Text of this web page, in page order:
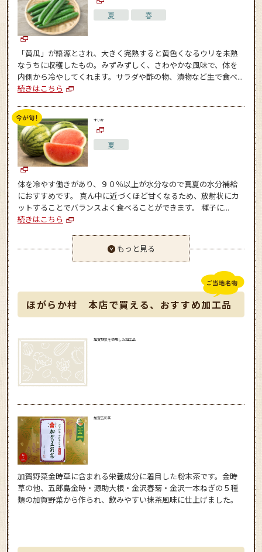
夏 春
「黄瓜」が語源とされ、大きく完熟すると黄色くなるウリを未熟
なうちに収穫したもの。みずみずしく、さわやかな風味で、体を
内側から冷やしてくれます。サラダや酢の物、漬物など生で食べ...
続きはこちら
すいか
夏
体を冷やす働きがあり、９０％以上が水分なので真夏の水分補給
におすすめです。 真ん中に近づくほど甘くなるため、放射状にカ
ットすることでバランスよく食べることができます。 種子に...
続きはこちら
もっと見る
ほがらか村 本店で買える、おすすめ加工品
加賀野菜を使用した加工品
加賀五彩茶
加賀野菜金時草に含まれる栄養成分に着目した粉末茶です。金時
草の他、五郎島金時・源助大根・金沢春菊・金沢一本ねぎの５種
類の加賀野菜から作られ、飲みやすい抹茶風味に仕上げました。